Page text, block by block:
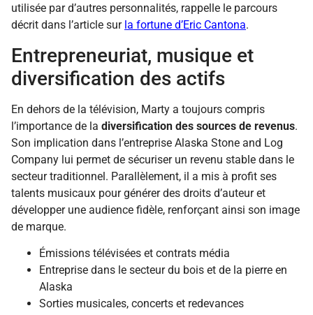
utilisée par d’autres personnalités, rappelle le parcours
décrit dans l’article sur la fortune d’Eric Cantona.
Entrepreneuriat, musique et
diversification des actifs
En dehors de la télévision, Marty a toujours compris
l’importance de la diversification des sources de revenus.
Son implication dans l’entreprise Alaska Stone and Log
Company lui permet de sécuriser un revenu stable dans le
secteur traditionnel. Parallèlement, il a mis à profit ses
talents musicaux pour générer des droits d’auteur et
développer une audience fidèle, renforçant ainsi son image
de marque.
Émissions télévisées et contrats média
Entreprise dans le secteur du bois et de la pierre en
Alaska
Sorties musicales, concerts et redevances